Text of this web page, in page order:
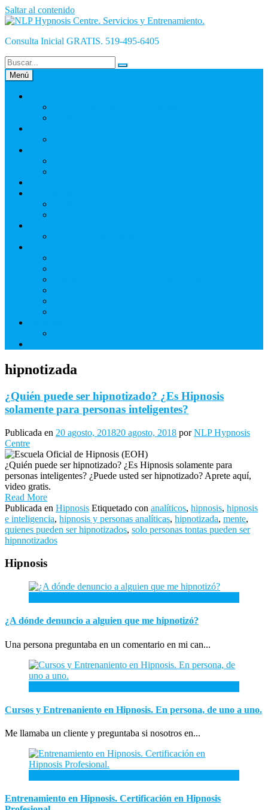
Saltar al contenido
Consulta Inicial GRATIS. 519-495-6405
Menú
hipnotizada
¿Quién puede ser hipnotizado? ¿Es Hipnosis
solamente para personas inteligentes?
Publicada en 20 agosto, 201820 agosto, 2018 porNLP Hypnosis
Centre
¿Quién puede ser hipnotizado? ¿Es Hipnosis solamente para
personas inteligentes? ¿Puede usted ser hipnotizado? Aprete aquí,
video gratis.
Read More
Publicada en Hipnosis Etiquetado con analíticos, hipnosis, hipnosis
e inteligencia, hipnosis y personas analíticas, hipnotizada, mente,
quienes pueden ser hipnotizados, solo personas tontas pueden ser
hipnnotizados
Hipnosis
¿A dónde denuncio a alguien que me hipnotizó?
Una persona preguntaba en un comentario en mi can...
Cursos y Entrenaniento en Hipnosis. En persona, de uno a uno.
Me llamaba un cliente y preguntaba si nosotros en...
Entrenamiento en Hipnosis. Certificación en Hipnosis